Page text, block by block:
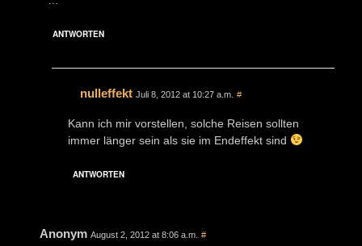
ANTWORTEN
nulleffekt Juli 8, 2012 at 10:27 a.m. #
Kann ich mir vorstellen, solche Reisen sollten
immer länger sein als sie im Endeffekt sind
ANTWORTEN
Anonym August 2, 2012 at 8:06 a.m. #